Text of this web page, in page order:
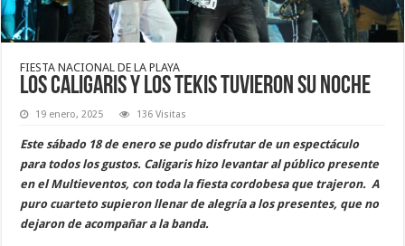
FIESTA NACIONAL DE LA PLAYA
Los Caligaris y Los Tekis tuvieron su noche
19 enero, 2025 136 Visitas
Este sábado 18 de enero se pudo disfrutar de un espectáculo
para todos los gustos. Caligaris hizo levantar al público presente
en el Multieventos, con toda la fiesta cordobesa que trajeron. A
puro cuarteto supieron llenar de alegría a los presentes, que no
dejaron de acompañar a la banda.